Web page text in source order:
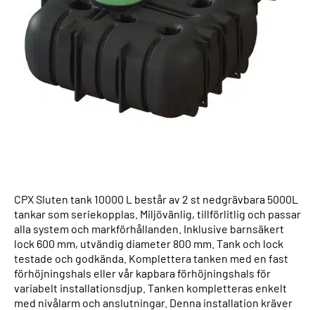
CPX Sluten tank 10000 L består av 2 st nedgrävbara 5000L
tankar som seriekopplas. Miljövänlig, tillförlitlig och passar
alla system och markförhållanden. Inklusive barnsäkert
lock 600 mm, utvändig diameter 800 mm. Tank och lock
testade och godkända. Komplettera tanken med en fast
förhöjningshals eller vår kapbara förhöjningshals för
variabelt installationsdjup. Tanken kompletteras enkelt
med nivålarm och anslutningar. Denna installation kräver